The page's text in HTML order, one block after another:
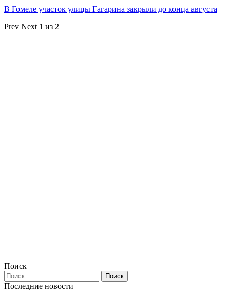
В Гомеле участок улицы Гагарина закрыли до конца августа
Prev Next 1 из 2
Поиск
Последние новости